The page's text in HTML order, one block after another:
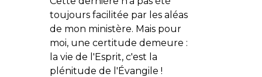
toujours facilitée par les aléas
de mon ministère. Mais pour
moi, une certitude demeure :
la vie de l'Esprit, c'est la
plénitude de l'Évangile !